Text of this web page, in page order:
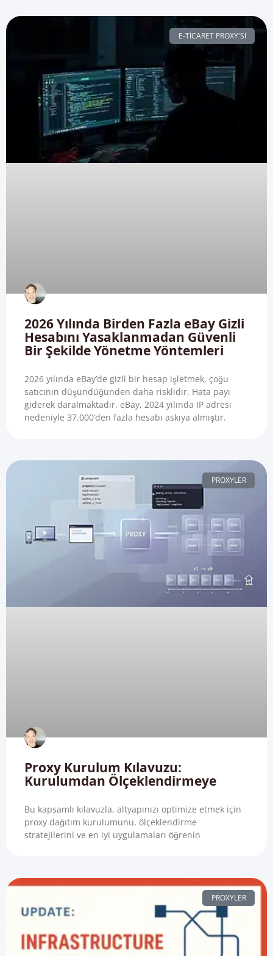
E-TICARET PROXY'SI
2026 Yılında Birden Fazla eBay Gizli
Hesabını Yasaklanmadan Güvenli
Bir Şekilde Yönetme Yöntemleri
2026 yılında eBay’de gizli bir hesap işletmek, çoğu
satıcının düşündüğünden daha risklidir. Hata payı
giderek daralmaktadır. eBay, 2024 yılında IP adresi
nedeniyle 37.000’den fazla hesabı askıya almıştır.
PROXYLER
Proxy Kurulum Kılavuzu:
Kurulumdan Ölçeklendirmeye
Bu kapsamlı kılavuzla, altyapınızı optimize etmek için
proxy dağıtım kurulumunu, ölçeklendirme
stratejilerini ve en iyi uygulamaları öğrenin
PROXYLER